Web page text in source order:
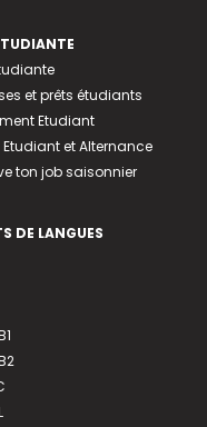
et prêts étudiants
Etudiant
Etudiant et Alternance
ton job saisonnier
DE LANGUES